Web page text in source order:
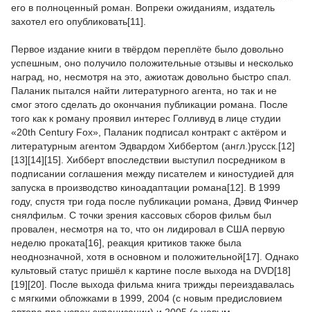
его в полноценный роман. Вопреки ожиданиям, издатель
захотел его опубликовать[11].
Первое издание книги в твёрдом переплёте было довольно
успешным, оно получило положительные отзывы и несколько
наград, но, несмотря на это, ажиотаж довольно быстро спал.
Паланик пытался найти литературного агента, но так и не
смог этого сделать до окончания публикации романа. После
того как к роману проявил интерес Голливуд в лице студии
«20th Century Fox», Паланик подписал контракт с актёром и
литературным агентом Эдвардом Хиббертом (англ.)русск.[12]
[13][14][15]. Хибберт впоследствии выступил посредником в
подписании соглашения между писателем и киностудией для
запуска в производство киноадаптации романа[12]. В 1999
году, спустя три года после публикации романа, Дэвид Финчер
снялфильм. С точки зрения кассовых сборов фильм был
провален, несмотря на то, что он лидировал в США первую
неделю проката[16], реакция критиков также была
неоднозначной, хотя в основном и положительной[17]. Однако
культовый статус пришёл к картине после выхода на DVD[18]
[19][20]. После выхода фильма книга трижды переиздавалась
с мягкими обложками в 1999, 2004 (с новым предисловием